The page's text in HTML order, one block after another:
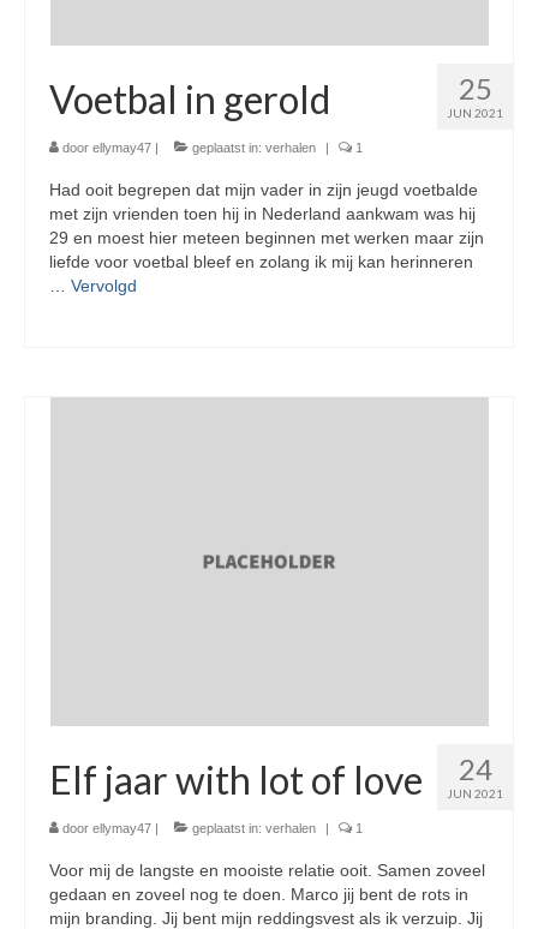
25
JUN 2021
Voetbal in gerold
door ellymay47 | geplaatst in: verhalen | 1
Had ooit begrepen dat mijn vader in zijn jeugd voetbalde
met zijn vrienden toen hij in Nederland aankwam was hij
29 en moest hier meteen beginnen met werken maar zijn
liefde voor voetbal bleef en zolang ik mij kan herinneren
Vervolgd
24
JUN 2021
Elf jaar with lot of love
door ellymay47 | geplaatst in: verhalen | 1
Voor mij de langste en mooiste relatie ooit. Samen zoveel
gedaan en zoveel nog te doen. Marco jij bent de rots in
mijn branding. Jij bent mijn reddingsvest als ik verzuip. Jij